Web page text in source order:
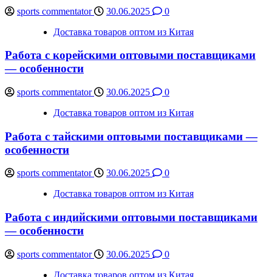
sports commentator 30.06.2025
0
Доставка товаров оптом из Китая
Работа с корейскими оптовыми поставщиками
— особенности
sports commentator 30.06.2025
0
Доставка товаров оптом из Китая
Работа с тайскими оптовыми поставщиками —
особенности
sports commentator 30.06.2025
0
Доставка товаров оптом из Китая
Работа с индийскими оптовыми поставщиками
— особенности
sports commentator 30.06.2025
0
Доставка товаров оптом из Китая